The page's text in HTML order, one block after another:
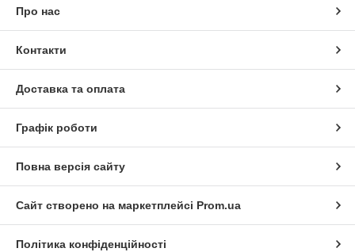
Про нас
Контакти
Доставка та оплата
Графік роботи
Повна версія сайту
Сайт створено на маркетплейсі Prom.ua
Політика конфіденційності